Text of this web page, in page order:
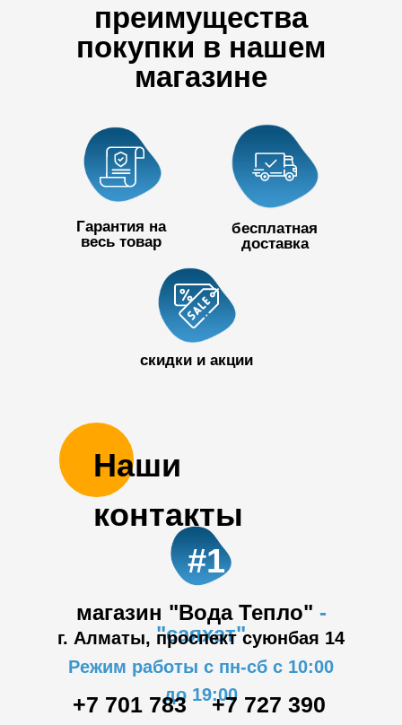
преимущества
покупки в нашем
магазине
Гарантия на
весь товар
бесплатная
доставка
скидки и акции
Наши
контакты
магазин "Вода Тепло" -
"саяхат"
#1
г. Алматы, проспект суюнбая 14
Режим работы с пн-сб с 10:00
до 19:00
+7 701 783
+7 727 390
50 32
+7 727 390